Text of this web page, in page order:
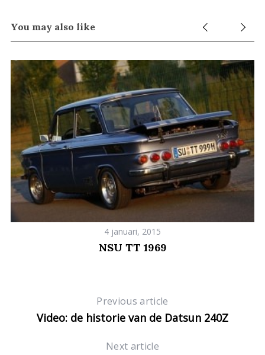
You may also like
4 januari, 2015
NSU TT 1969
Previous article
Video: de historie van de Datsun 240Z
Next article